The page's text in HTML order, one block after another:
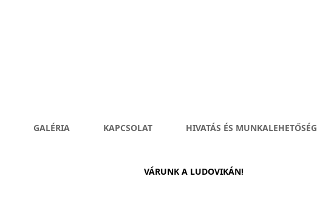
GALÉRIA KAPCSOLAT HIVATÁS ÉS MUNKALEHETŐSÉG
VÁRUNK A LUDOVIKÁN!